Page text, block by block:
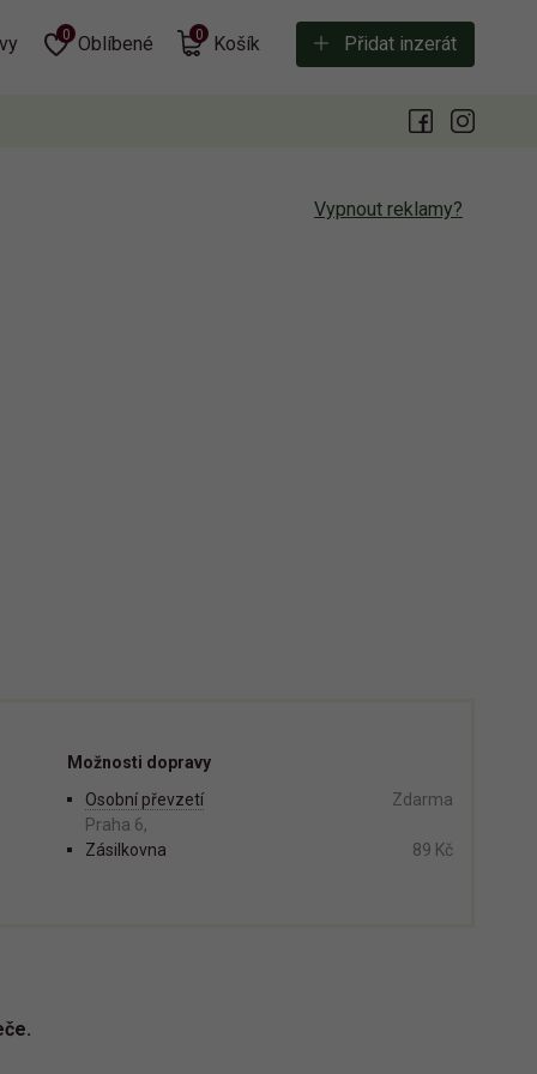
Oblíbené
0 Košík
0 Přidat inzerát
Vypnout reklamy?
Možnosti dopravy
Osobní převzetí
Praha 6,
Zdarma
Zásilkovna 89 Kč